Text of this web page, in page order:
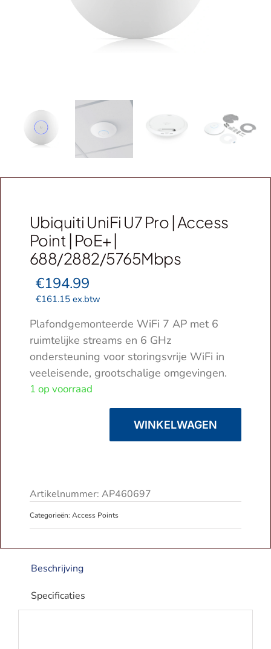
Ubiquiti UniFi U7 Pro | Access
Point | PoE+ |
688/2882/5765Mbps
€194.99
€161.15ex.btw
Plafondgemonteerde WiFi 7 AP met 6
ruimtelijke streams en 6 GHz
ondersteuning voor storingsvrije WiFi in
veeleisende, grootschalige omgevingen.
1 op voorraad
|
Access
Point
|
PoE+
|
688/2882/5765Mbps
aantal
WINKELWAGEN
Artikelnummer: AP460697
Categorieën: Access Points
Beschrijving
Specificaties